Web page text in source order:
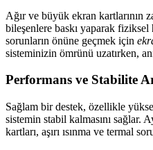
Ağır ve büyük ekran kartlarının
bileşenlere baskı yaparak fiziksel
sorunların önüne geçmek için
sisteminizin ömrünü uzatırken,
Performans ve Stabilite
Sağlam bir destek, özellikle
sistemin stabil kalmasını sağlar.
kartları, aşırı ısınma ve termal